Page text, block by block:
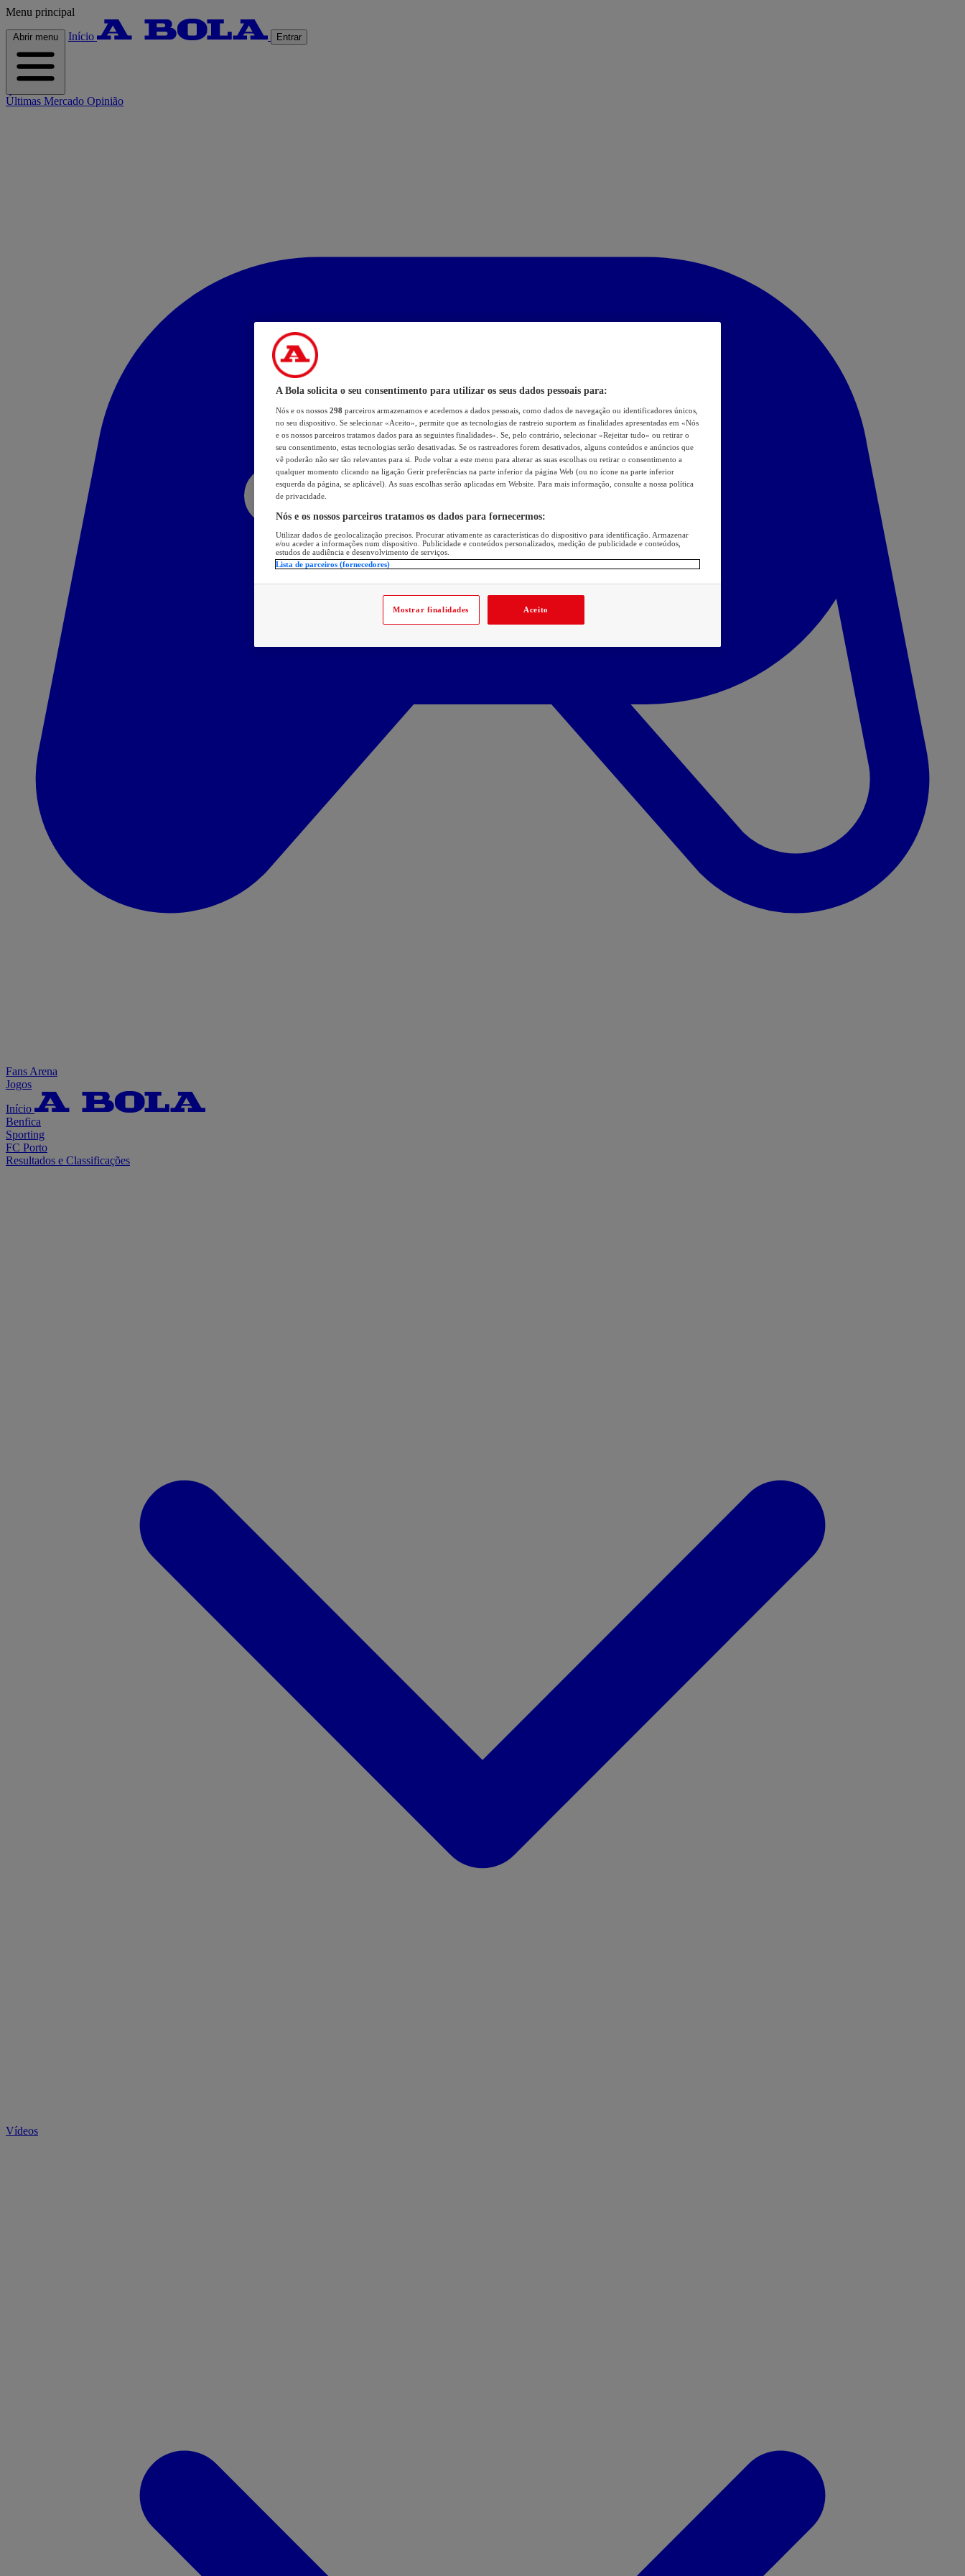
Menu principal
Abrir menu Início Entrar
Últimas Mercado Opinião
Fans Arena
Jogos
Início
Benfica
Sporting
FC Porto
Resultados e Classificações
Vídeos
A Bola solicita o seu consentimento para utilizar os seus dados pessoais para:
Nós e os nossos 298 parceiros armazenamos e acedemos a dados pessoais, como dados de navegação ou identificadores únicos,
no seu dispositivo. Se selecionar «Aceito», permite que as tecnologias de rastreio suportem as finalidades apresentadas em «Nós
e os nossos parceiros tratamos dados para as seguintes finalidades». Se, pelo contrário, selecionar «Rejeitar tudo» ou retirar o
seu consentimento, estas tecnologias serão desativadas. Se os rastreadores forem desativados, alguns conteúdos e anúncios que
vê poderão não ser tão relevantes para si. Pode voltar a este menu para alterar as suas escolhas ou retirar o consentimento a
qualquer momento clicando na ligação Gerir preferências na parte inferior da página Web (ou no ícone na parte inferior
esquerda da página, se aplicável). As suas escolhas serão aplicadas em Website. Para mais informação, consulte a nossa política
de privacidade.
Nós e os nossos parceiros tratamos os dados para fornecermos:
Utilizar dados de geolocalização precisos. Procurar ativamente as características do dispositivo para identificação. Armazenar
e/ou aceder a informações num dispositivo. Publicidade e conteúdos personalizados, medição de publicidade e conteúdos,
estudos de audiência e desenvolvimento de serviços.
Lista de parceiros (fornecedores)
Mostrar finalidades Aceito